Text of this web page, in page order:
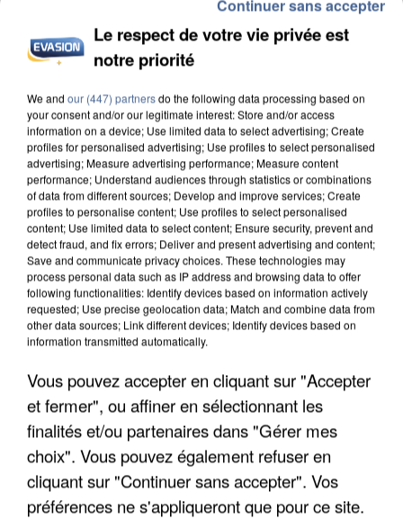
UNE TOURISTE DE L’OISE EMPORTÉE PAR UNE
COULÉE DE BOUE EN HAUTE-SAVOIE
LES DONNÉES DE 300 000 CLIENTS DÉROBÉES À
INTERMARCHÉ APRÈS UNE...
Le respect de votre vie privée est
notre priorité
We and our (447) partnersdo the following data processing based on
your consent and/or our legitimate interest: Store and/or access
information on a device; Use limited data to select advertising; Create
profiles for personalised advertising; Use profiles to select personalised
advertising; Measure advertising performance; Measure content
performance; Understand audiences through statistics or combinations
of data from different sources; Develop and improve services; Create
profiles to personalise content; Use profiles to select personalised
content; Use limited data to select content; Ensure security, prevent and
detect fraud, and fix errors; Deliver and present advertising and content;
Save and communicate privacy choices. These technologies may
process personal data such as IP address and browsing data to offer
following functionalities: Identify devices based on information actively
requested; Use precise geolocation data; Match and combine data from
other data sources; Link different devices; Identify devices based on
information transmitted automatically.
Vous pouvez accepter en cliquant sur "Accepter
et fermer", ou affiner en sélectionnant les
finalités et/ou partenaires dans "Gérer mes
choix". Vous pouvez également refuser en
cliquant sur "Continuer sans accepter". Vos
préférences ne s'appliqueront que pour ce site.
Continuer sans accepter